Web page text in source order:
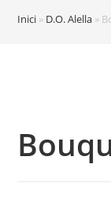
Inici » D.O. Alella »